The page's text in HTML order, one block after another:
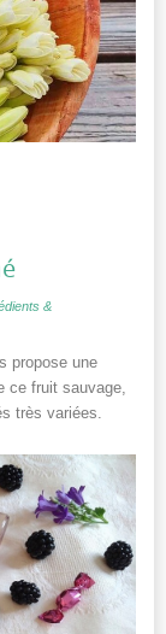
&
propose une
ce fruit sauvage,
très variées.